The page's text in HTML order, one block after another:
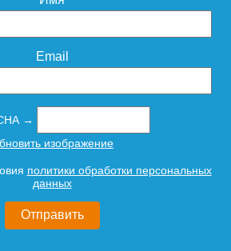
оснащены трубчатыми
используют больше в
целях. Трубчатые радиаторы
из таких металлов, которые
так и настенными,
или вертикальными. Одним
трубчатых радиаторов
легкость уборки – благодаря
конструкции этого типа
острых углов, пыль не собирается
радиатор
Email
→
изображение
политики обработки персональных
данных